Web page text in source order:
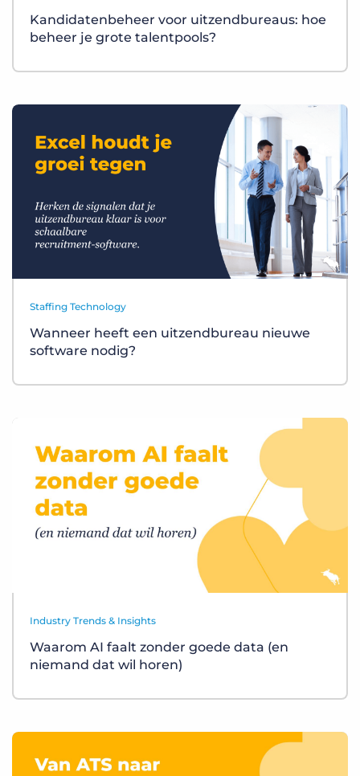
Kandidatenbeheer voor uitzendbureaus: hoe
beheer je grote talentpools?
Staffing Technology
Wanneer heeft een uitzendbureau nieuwe
software nodig?
Industry Trends & Insights
Waarom AI faalt zonder goede data (en
niemand dat wil horen)